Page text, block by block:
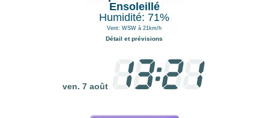
Ensoleillé
Humidité: 71%
Vent: WSW à 21km/h
Détail et prévisions
ven. 7 août